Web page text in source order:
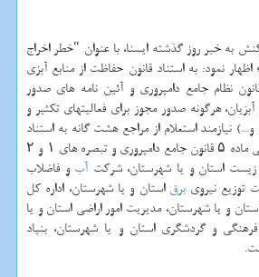
به خبر روز گذشته ایسنا، با عنوان "خطر اخراج
نمود: به استناد قانون حفاظت از منابع آبزی
نظام جامع دامپروری و آئین نامه های صدور
هرگونه صدور مجوز برای فعالیتهای تكثیر و
نیازمند استعلام از مراجع هشت گانه به استناد
ماده ۱۱ دستورالعمل اجرایی ماده ۵ قانون جامع دامپروری و تبصره های ۱ و ۲
زیست استان و یا شهرستان، شركت آب و فاضلاب
توزیع نیرویبرق استان و یا شهرستان، اداره كل
و یا شهرستان، مدیریت امور اراضی استان و یا
و گردشگری استان و یا شهرستان، بنیاد